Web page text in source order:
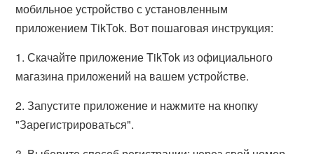
мобильное устройство с установленным
приложением TikTok. Вот пошаговая инструкция:
1. Скачайте приложение TikTok из официального
магазина приложений на вашем устройстве.
2. Запустите приложение и нажмите на кнопку
"Зарегистрироваться".